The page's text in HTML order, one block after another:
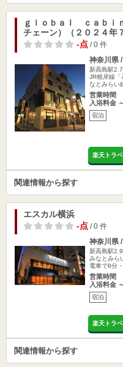
ｇｌｏｂａｌ ｃａｂｉ
チェーン）（２０２４年
-点/ 0 件
神奈川県
新高島駅
JR根岸線「
なとみらい
営業時間
入浴料金 ～
宿泊
楽天トラ
関連情報から探す
エスカル横浜
-点/ 0 件
神奈川県
新高島駅
みなとみら
電車で8分
営業時間
入浴料金 ～
宿泊
楽天トラ
関連情報から探す